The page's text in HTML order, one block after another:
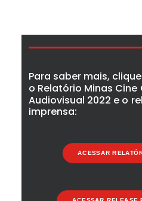
Para saber mais, clique
o Relatório Minas Cine
Audiovisual 2022 e o rel
imprensa:
ACESSAR